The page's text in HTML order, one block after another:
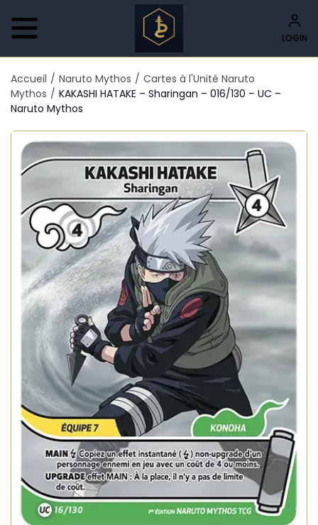
LOGIN
Accueil / Naruto Mythos / Cartes à l'Unité Naruto
Mythos / KAKASHI HATAKE – Sharingan – 016/130 – UC –
Naruto Mythos